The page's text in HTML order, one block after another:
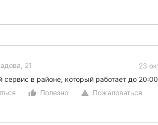
21
23
в районе, который работает до
thumb_up_alt
Полезно warning Пожаловаться